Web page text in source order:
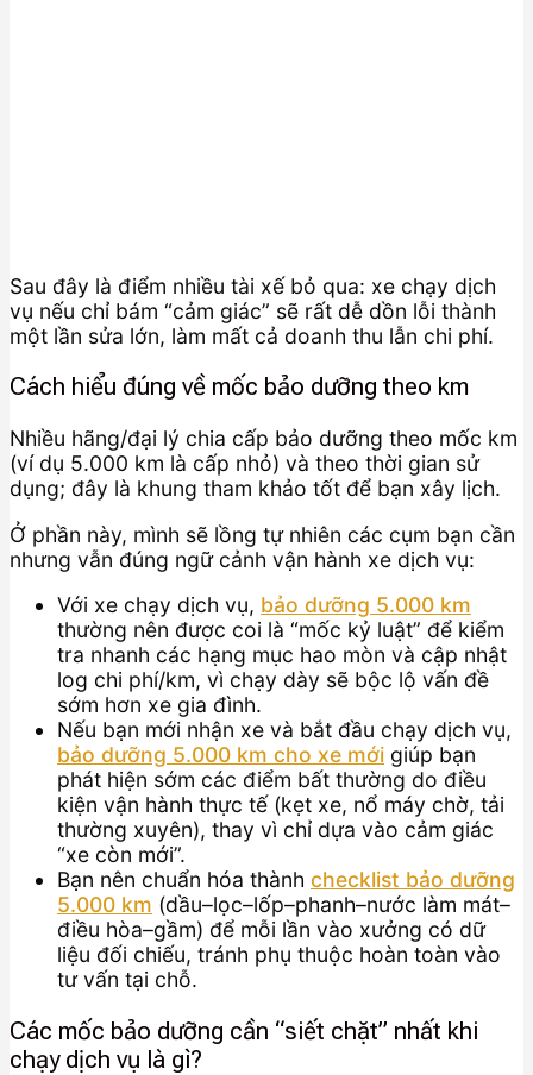
Sau đây là điểm nhiều tài xế bỏ qua: xe chạy dịch
vụ nếu chỉ bám “cảm giác” sẽ rất dễ dồn lỗi thành
một lần sửa lớn, làm mất cả doanh thu lẫn chi phí.
Cách hiểu đúng về mốc bảo dưỡng theo km
Nhiều hãng/đại lý chia cấp bảo dưỡng theo mốc km
(ví dụ 5.000 km là cấp nhỏ) và theo thời gian sử
dụng; đây là khung tham khảo tốt để bạn xây lịch.
Ở phần này, mình sẽ lồng tự nhiên các cụm bạn cần
nhưng vẫn đúng ngữ cảnh vận hành xe dịch vụ:
Với xe chạy dịch vụ, bảo dưỡng 5.000 km
thường nên được coi là “mốc kỷ luật” để kiểm
tra nhanh các hạng mục hao mòn và cập nhật
log chi phí/km, vì chạy dày sẽ bộc lộ vấn đề
sớm hơn xe gia đình.
Nếu bạn mới nhận xe và bắt đầu chạy dịch vụ,
bảo dưỡng 5.000 km cho xe mới giúp bạn
phát hiện sớm các điểm bất thường do điều
kiện vận hành thực tế (kẹt xe, nổ máy chờ, tải
thường xuyên), thay vì chỉ dựa vào cảm giác
“xe còn mới”.
Bạn nên chuẩn hóa thành checklist bảo dưỡng
5.000 km (dầu–lọc–lốp–phanh–nước làm mát–
điều hòa–gầm) để mỗi lần vào xưởng có dữ
liệu đối chiếu, tránh phụ thuộc hoàn toàn vào
tư vấn tại chỗ.
Các mốc bảo dưỡng cần “siết chặt” nhất khi
chạy dịch vụ là gì?